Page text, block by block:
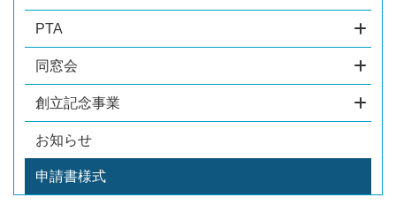
PTA
同窓会
創立記念事業
お知らせ
申請書様式